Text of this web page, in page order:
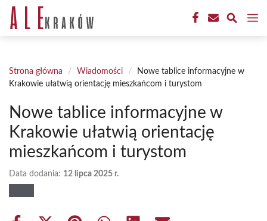
Przejdź
treści
Strona główna / Wiadomości /
Nowe tablice informacyjne w
Krakowie ułatwią orientację mieszkańcom i turystom
Nowe tablice informacyjne w
Krakowie ułatwią orientację
mieszkańcom i turystom
Data dodania: 12 lipca 2025 r.